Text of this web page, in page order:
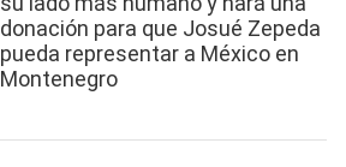
donación para que Josué Zepeda
pueda representar a México en
Montenegro